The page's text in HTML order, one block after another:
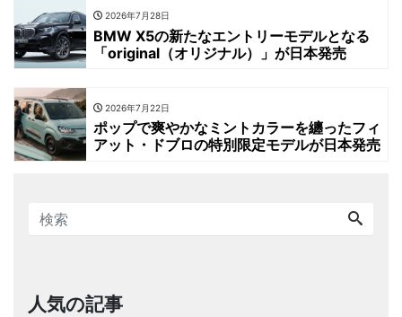
2026年7月28日
BMW X5の新たなエントリーモデルとなる
「original（オリジナル）」が日本発売
2026年7月22日
ポップで爽やかなミントカラーを纏ったフィ
アット・ドブロの特別限定モデルが日本発売
人気の記事